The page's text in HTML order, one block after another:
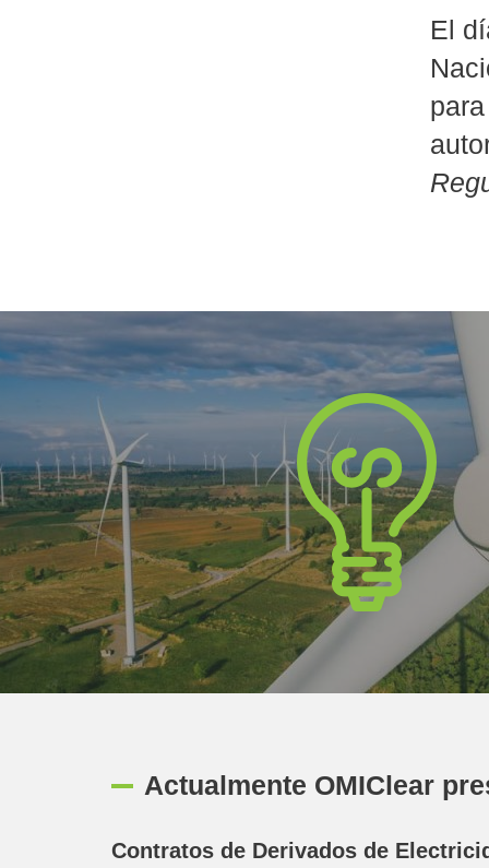
El
Actualmente OMIClear
Contratos de Derivados de